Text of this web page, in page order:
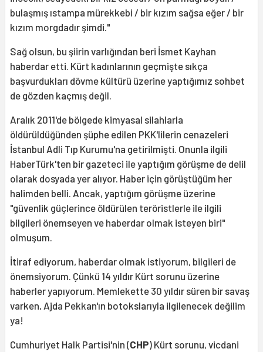
bulaşmış ıstampa mürekkebi / bir kızım sağsa eğer / bir
kızım morgdadır şimdi."
Sağ olsun, bu şiirin varlığından beri İsmet Kayhan
haberdar etti. Kürt kadınlarının geçmişte sıkça
başvurdukları dövme kültürü üzerine yaptığımız sohbet
de gözden kaçmış değil.
Aralık 2011'de bölgede kimyasal silahlarla
öldürüldüğünden şüphe edilen PKK'lilerin cenazeleri
İstanbul Adli Tıp Kurumu'na getirilmişti. Onunla ilgili
HaberTürk'ten bir gazeteci ile yaptığım görüşme de delil
olarak dosyada yer alıyor. Haber için görüştüğüm her
halimden belli. Ancak, yaptığım görüşme üzerine
"güvenlik güçlerince öldürülen teröristlerle ile ilgili
bilgileri önemseyen ve haberdar olmak isteyen biri"
olmuşum.
İtiraf ediyorum, haberdar olmak istiyorum, bilgileri de
önemsiyorum. Çünkü 14 yıldır Kürt sorunu üzerine
haberler yapıyorum. Memlekette 30 yıldır süren bir savaş
varken, Ajda Pekkan'ın botokslarıyla ilgilenecek değilim
ya!
Cumhuriyet Halk Partisi'nin (CHP) Kürt sorunu, vicdani